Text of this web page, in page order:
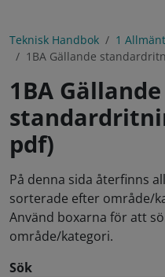
Teknisk Handbok 1 Allmänt
1BA Gällande
1BA Gällande
pdf)
På denna sida återfinns
sorterade efter område/
Använd boxarna för att
område/kategori.
Sök